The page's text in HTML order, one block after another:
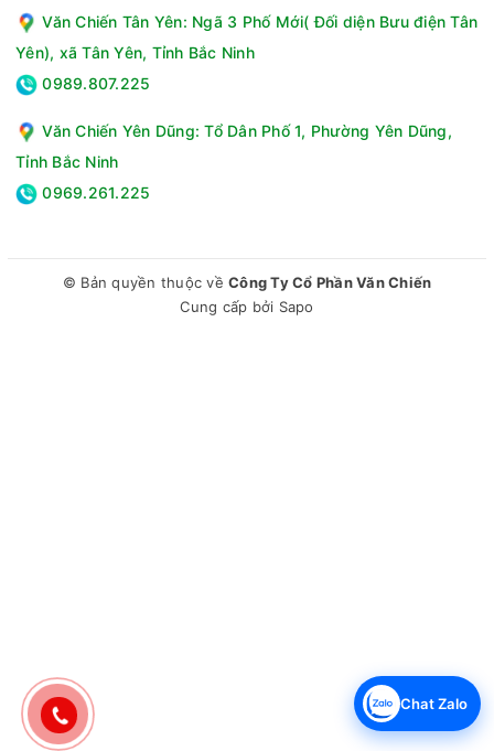
Văn Chiến Tân Yên: Ngã 3 Phố Mới( Đối diện Bưu điện Tân
Yên), xã Tân Yên, Tỉnh Bắc Ninh
0989.807.225
Văn Chiến Yên Dũng: Tổ Dân Phố 1, Phường Yên Dũng,
Tỉnh Bắc Ninh
0969.261.225
© Bản quyền thuộc về Công Ty Cổ Phần Văn Chiến
Cung cấp bởi Sapo
Chat Zalo